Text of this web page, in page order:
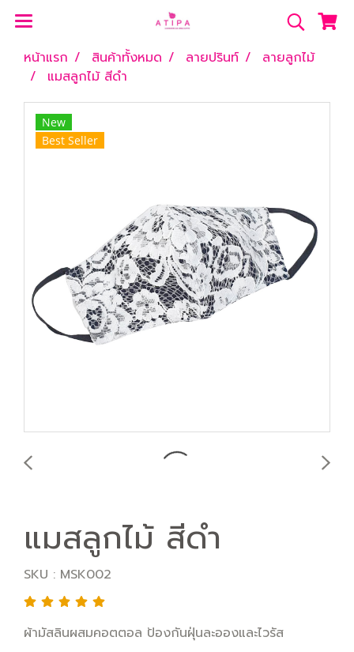
หน้าแรก สินค้าทั้งหมด ลายปรินท์
ลายลูกไม้
แมสลูกไม้ สีดำ
New
Best Seller
แมสลูกไม้ สีดำ
SKU : MSK002
ผ้ามัสลินผสมคอตตอล ป้องกันฝุ่นละอองและไวรัส